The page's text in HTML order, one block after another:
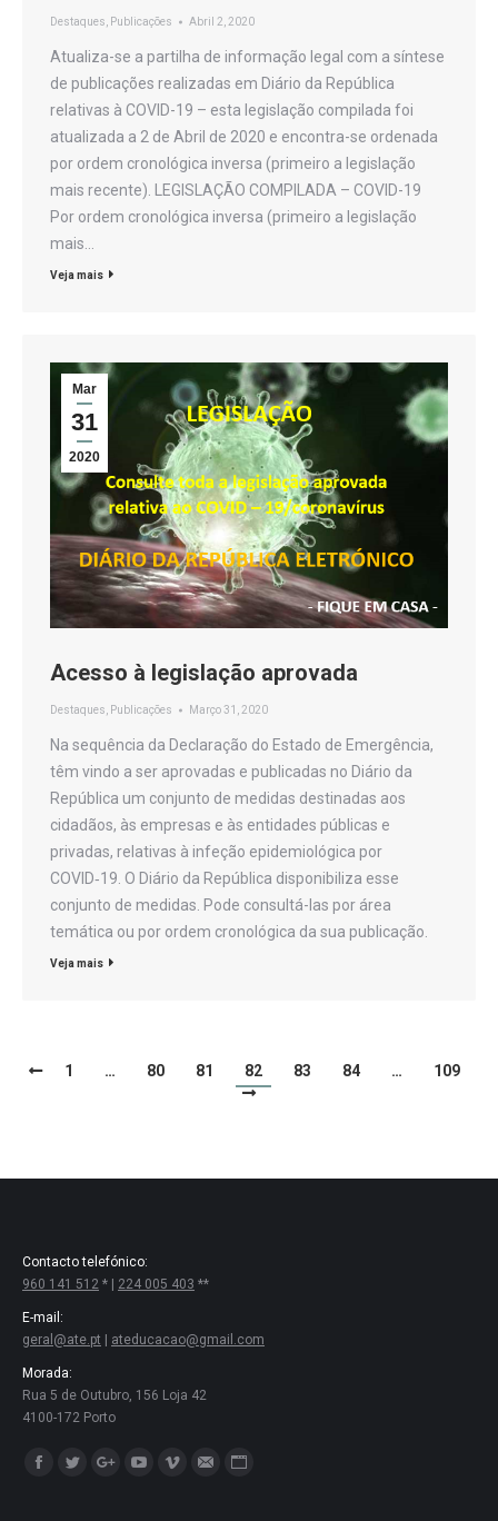
Destaques, Publicações Abril 2, 2020
Atualiza-se a partilha de informação legal com a síntese
de publicações realizadas em Diário da República
relativas à COVID-19 – esta legislação compilada foi
atualizada a 2 de Abril de 2020 e encontra-se ordenada
por ordem cronológica inversa (primeiro a legislação
mais recente). LEGISLAÇÃO COMPILADA – COVID-19
Por ordem cronológica inversa (primeiro a legislação
mais…
Veja mais
Mar
31
2020
Acesso à legislação aprovada
Destaques Publicações Março 31, 2020
Na sequência da Declaração do Estado de Emergência,
têm vindo a ser aprovadas e publicadas no Diário da
República um conjunto de medidas destinadas aos
cidadãos, às empresas e às entidades públicas e
privadas, relativas à infeção epidemiológica por
COVID‑19. O Diário da República disponibiliza esse
conjunto de medidas. Pode consultá-las por área
temática ou por ordem cronológica da sua publicação.
Veja mais
1 … 80 81 82 83 84 … 109
Contacto telefónico:
960 141 512 * | 224 005 403 **
E-mail:
geral@ate.pt
ateducacao@gmail.com
Morada:
Rua 5 de Outubro, 156 Loja 42
4100-172 Porto
Encontre-nos em: